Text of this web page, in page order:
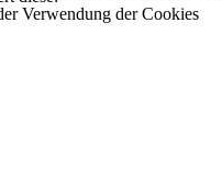
Verwendung der Cookies